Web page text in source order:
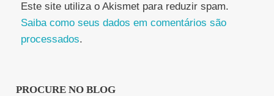
Este site utiliza o Akismet para reduzir spam.
Saiba como seus dados em comentários são
processados.
PROCURE NO BLOG